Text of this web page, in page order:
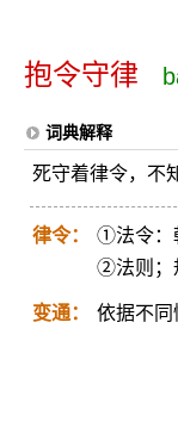
抱令守律
词典解释
死守着律令，不
律令：
①法令：
②法则；
变通： 依据不同